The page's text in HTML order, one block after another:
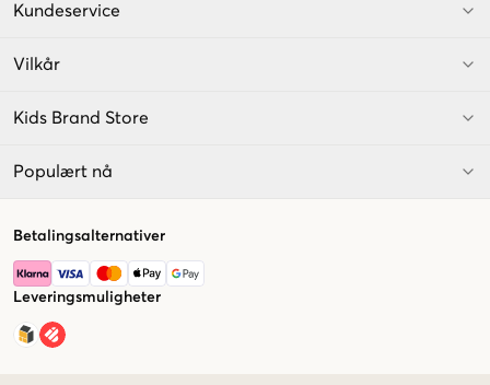
Kundeservice
Vilkår
Kids Brand Store
Populært nå
Betalingsalternativer
Leveringsmuligheter